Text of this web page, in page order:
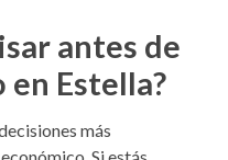
antes de
Estella?
más